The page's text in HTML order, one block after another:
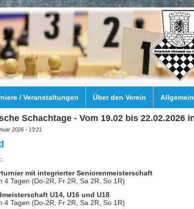
/ Veranstaltungen Über den Verein
Schachtage - Vom 19.02 bis 22.02.2026
2026 - 13:21
mit integrierter Seniorenmeisterschaft
4 Tagen (Do-2R, Fr 2R, Sa 2R, So 1R)
U14, U16 und U18
4 Tagen (Do-2R, Fr 2R, Sa 2R, So 1R)